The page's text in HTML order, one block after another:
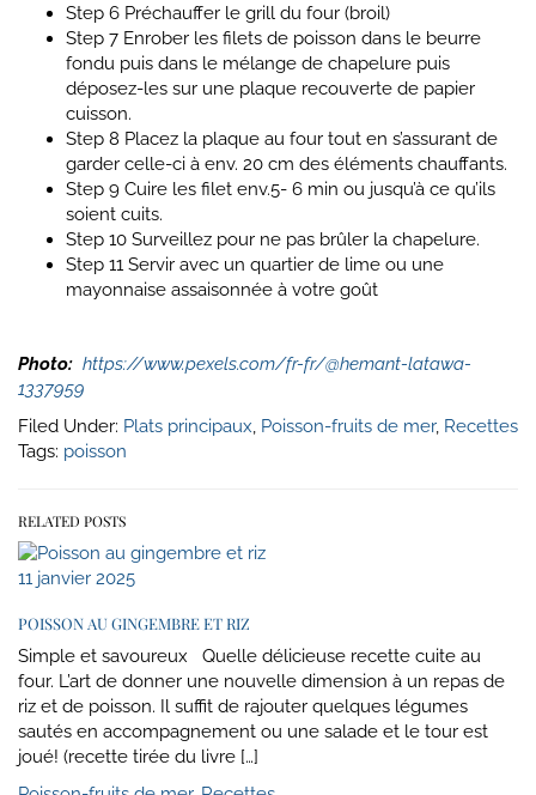
Step 6 Préchauffer le grill du four (broil)
Step 7 Enrober les filets de poisson dans le beurre
fondu puis dans le mélange de chapelure puis
déposez-les sur une plaque recouverte de papier
cuisson.
Step 8 Placez la plaque au four tout en s’assurant de
garder celle-ci à env. 20 cm des éléments chauffants.
Step 9 Cuire les filet env.5- 6 min ou jusqu’à ce qu’ils
soient cuits.
Step 10 Surveillez pour ne pas brûler la chapelure.
Step 11 Servir avec un quartier de lime ou une
mayonnaise assaisonnée à votre goût
Photo: https://www.pexels.com/fr-fr/@hemant-latawa-
1337959
Filed Under: Plats principaux, Poisson-fruits de mer, Recettes
Tags: poisson
RELATED POSTS
11 janvier 2025
POISSON AU GINGEMBRE ET RIZ
Simple et savoureux Quelle délicieuse recette cuite au
four. L’art de donner une nouvelle dimension à un repas de
riz et de poisson. Il suffit de rajouter quelques légumes
sautés en accompagnement ou une salade et le tour est
joué! (recette tirée du livre […]